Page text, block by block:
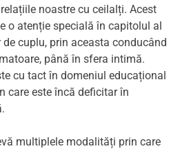
noastre cu ceilalți. Acest
o atenție specială în capitolul al
cuplu, prin aceasta conducând
până în sfera intimă.
cu tact în domeniul educațional
care este încă deficitar în
modalități prin care